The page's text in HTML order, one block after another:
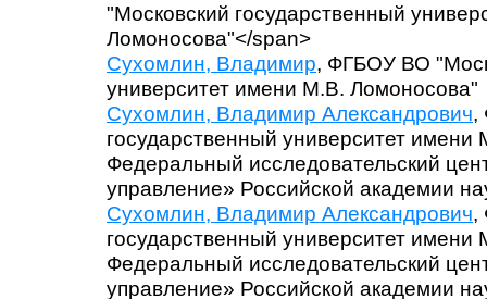
"Московский государственный
Ломоносова"</span>
Сухомлин, Владимир, ФГБОУ ВО
университет имени М.В. Ломоносова"
Сухомлин, Владимир Александрович,
государственный университет
Федеральный исследовательский
управление» Российской академии
Сухомлин, Владимир Александрович,
государственный университет
Федеральный исследовательский
управление» Российской академии